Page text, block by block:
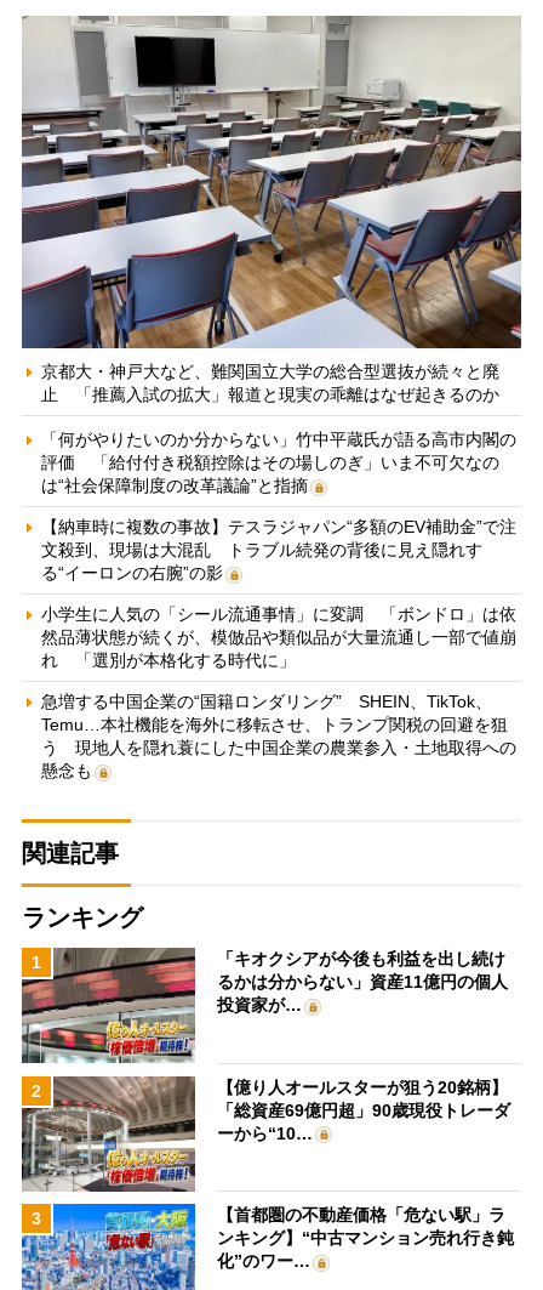
京都大・神戸大など、難関国立大学の総合型選抜が続々と廃
止 「推薦入試の拡大」報道と現実の乖離はなぜ起きるのか
「何がやりたいのか分からない」竹中平蔵氏が語る高市内閣の
評価 「給付付き税額控除はその場しのぎ」いま不可欠なの
は“社会保障制度の改革議論”と指摘
【納車時に複数の事故】テスラジャパン“多額のEV補助金”で注
文殺到、現場は大混乱 トラブル続発の背後に見え隠れす
る“イーロンの右腕”の影
小学生に人気の「シール流通事情」に変調 「ボンドロ」は依
然品薄状態が続くが、模倣品や類似品が大量流通し一部で値崩
れ 「選別が本格化する時代に」
急増する中国企業の“国籍ロンダリング” SHEIN、TikTok、
Temu…本社機能を海外に移転させ、トランプ関税の回避を狙
う 現地人を隠れ蓑にした中国企業の農業参入・土地取得への
懸念も
関連記事
ランキング
1
「キオクシアが今後も利益を出し続け
るかは分からない」資産11億円の個人
投資家が…
2
【億り人オールスターが狙う20銘柄】
「総資産69億円超」90歳現役トレーダ
ーから“10…
3
【首都圏の不動産価格「危ない駅」ラ
ンキング】“中古マンション売れ行き鈍
化”のワー…